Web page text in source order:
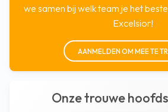
we samen bij welk team je het
Excelsior!
AANMELDEN OM MEE TE
Onze trouwe